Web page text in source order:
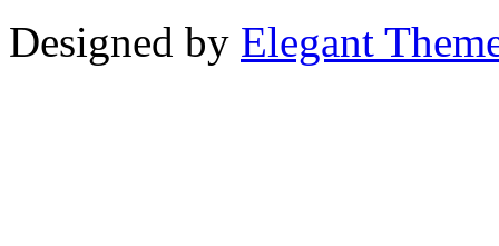
Designed by Elegant